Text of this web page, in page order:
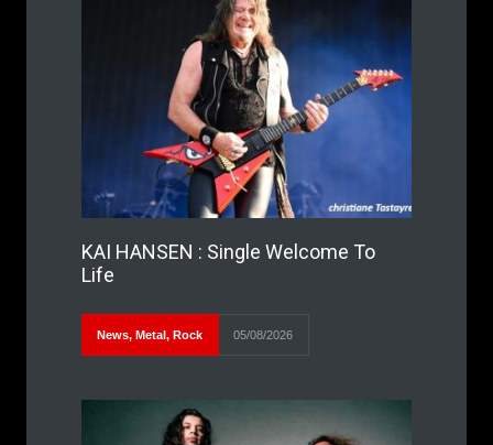
KAI HANSEN : Single Welcome To
Life
News, Metal, Rock 05/08/2026